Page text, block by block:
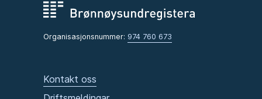
Organisasjonsnummer: 974 760 673
Kontakt oss